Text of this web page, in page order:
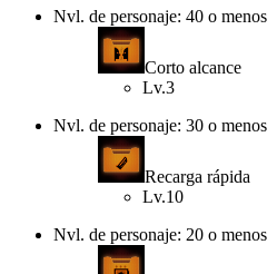
Nvl. de personaje: 40 o menos
Corto alcance
Lv.3
Nvl. de personaje: 30 o menos
Recarga rápida
Lv.10
Nvl. de personaje: 20 o menos